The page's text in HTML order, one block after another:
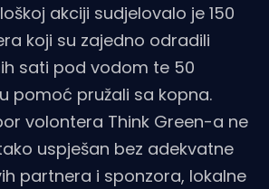
akciji sudjelovalo je 150
koji su zajedno odradili
sati pod vodom te 50
pomoć pružali sa kopna.
volontera Think Green-a ne
uspješan bez adekvatne
partnera i sponzora, lokalne